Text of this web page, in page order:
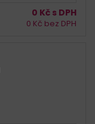
0 Kč s DPH
0 Kč bez DPH